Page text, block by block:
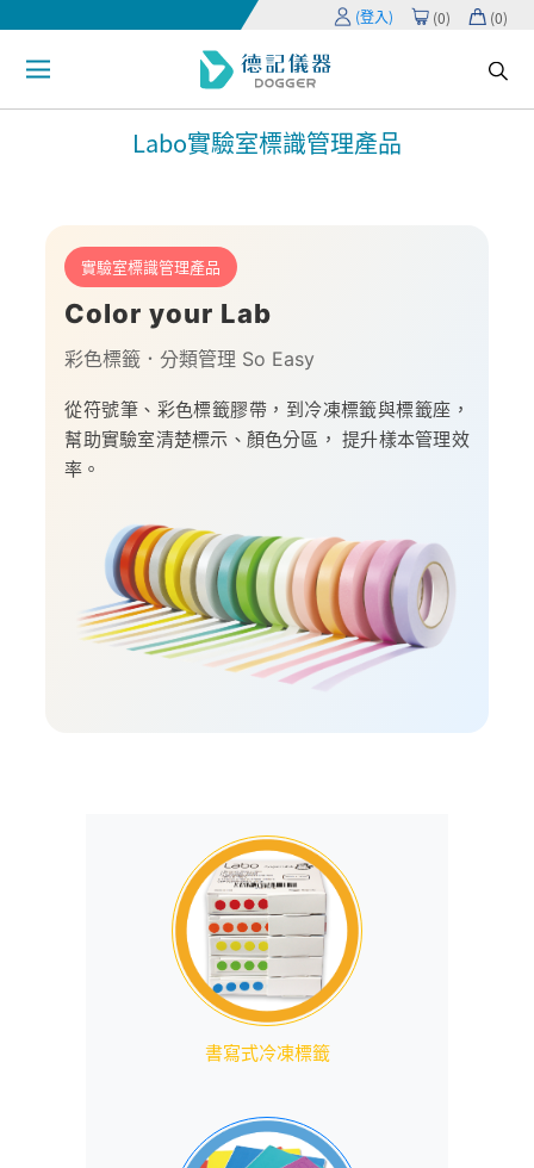
(登入) (0) (0)
Labo實驗室標識管理產品
實驗室標識管理產品
Color your Lab
彩色標籤．分類管理 So Easy
從符號筆、彩色標籤膠帶，到冷凍標籤與標籤座，
幫助實驗室清楚標示、顏色分區， 提升樣本管理效
率。
書寫式冷凍標籤